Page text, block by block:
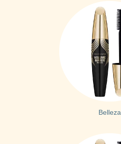
Belleza